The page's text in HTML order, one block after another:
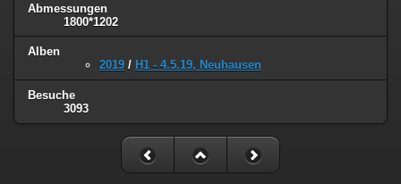
Abmessungen
1800*1202
Alben
2019 / H1 - 4.5.19, Neuhausen
Besuche
3093